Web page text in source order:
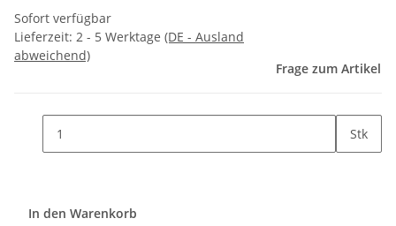
Sofort verfügbar
Lieferzeit: 2 - 5 Werktage (DE - Ausland
abweichend)
Frage zum Artikel
Stk
In den Warenkorb